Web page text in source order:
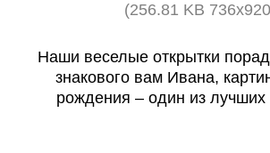
(256.81 KB
Наши веселые открытки
знакового вам Ивана,
рождения – один из лучших